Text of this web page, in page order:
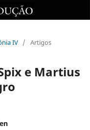
IV / Artigos
e Martius